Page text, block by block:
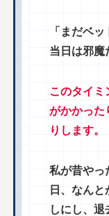
「まだベ
当日は邪魔
このタイミ
がかかった
りします。
私が昔やっ
日、なん
しにし、